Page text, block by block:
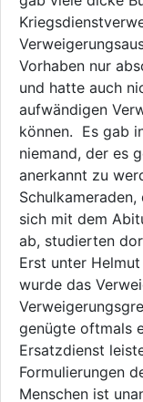
Vorhaben nur
und hatte auch
aufwändigen
können. Es gab
niemand, der es
anerkannt zu
sich mit dem
ab, studierten
Erst unter
wurde das
genügte oftmals
Ersatzdienst
Formulierungen
Menschen ist